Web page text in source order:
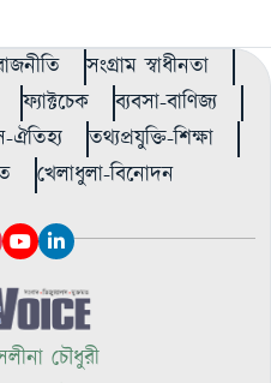
সংগ্রাম স্বাধীনতা
ফ্যাক্টচেক
ব্যবসা-বাণিজ্য
ঐতিহ্য
তথ্যপ্রযুক্তি-শিক্ষা
খেলাধুলা-বিনোদন
চৌধুরী